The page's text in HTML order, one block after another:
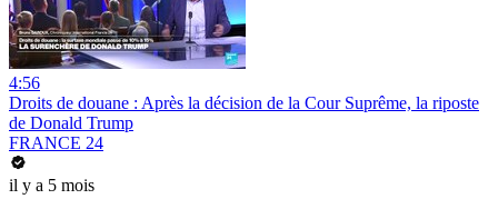
4:56
Droits de douane : Après la décision de la Cour Suprême, la riposte
de Donald Trump
FRANCE 24
il y a 5 mois